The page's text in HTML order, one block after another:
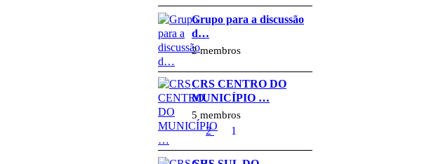
Grupo para a discussão
d…
2 membros
CRS CENTRO DO
MUNICÍPIO …
5 membros
2 1